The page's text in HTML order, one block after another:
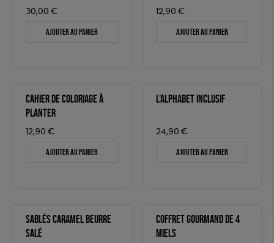
30,00 €
Ajouter au panier
12,90 €
Ajouter au panier
CAHIER DE COLORIAGE À
PLANTER
12,90 €
Ajouter au panier
L'ALPHABET INCLUSIF
24,90 €
Ajouter au panier
SABLÉS CARAMEL BEURRE
SALÉ
COFFRET GOURMAND DE 4
MIELS